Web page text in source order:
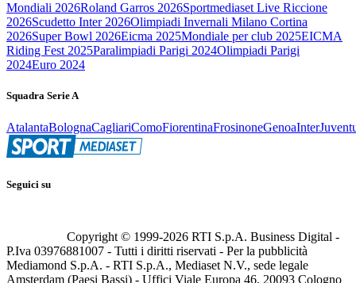
Mondiali 2026Roland Garros 2026Sportmediaset Live Riccione
2026Scudetto Inter 2026Olimpiadi Invernali Milano Cortina
2026Super Bowl 2026Eicma 2025Mondiale per club 2025EICMA
Riding Fest 2025Paralimpiadi Parigi 2024Olimpiadi Parigi
2024Euro 2024
Squadra Serie A
AtalantaBolognaCagliariComoFiorentinaFrosinoneGenoaInter
Seguici su
Copyright © 1999-2026 RTI S.p.A. Business Digital -
P.Iva 03976881007 - Tutti i diritti riservati - Per la pubblicità
Mediamond S.p.A. - RTI S.p.A., Mediaset N.V., sede legale
Amsterdam (Paesi Bassi) - Uffici Viale Europa 46, 20093 Cologno